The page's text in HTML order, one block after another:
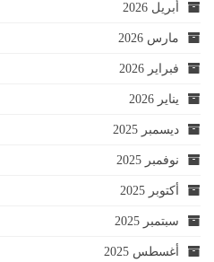
أبريل 2026
مارس 2026
فبراير 2026
يناير 2026
ديسمبر 2025
نوفمبر 2025
أكتوبر 2025
سبتمبر 2025
أغسطس 2025